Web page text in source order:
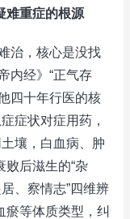
难重症的根源
治，核心是没找
内经》“正气存
四十年行医的核
症状对症用药，
壤，白血病、肿
败后滋生的“杂
、察情志”四维辨
瘀等体质类型，纠